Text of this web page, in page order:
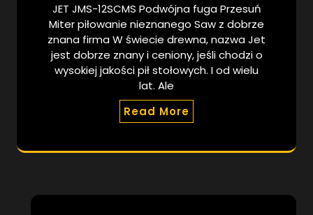
JET JMS-12SCMS Podwójna fuga Przesuń
Miter piłowanie nieznanego Saw z dobrze
znana firma W świecie drewna, nazwa Jet
jest dobrze znany i ceniony, jeśli chodzi o
wysokiej jakości pił stołowych. I od wielu
lat. Ale
Read More